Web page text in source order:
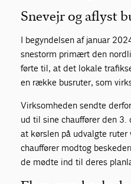
Snevejr og aflyst
I begyndelsen af januar
snestorm primært den
førte til, at det lokale
en række busruter, som
Virksomheden sendte
ud til sine chauffører den 3.
at kørslen på udvalgte
chauffører modtog
de mødte ind til deres